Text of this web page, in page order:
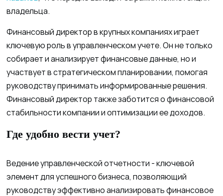
владельца.
Финансовый директор в крупных компаниях играет
ключевую роль в управленческом учете. Он не только
собирает и анализирует финансовые данные, но и
участвует в стратегическом планировании, помогая
руководству принимать информированные решения.
Финансовый директор также заботится о финансовой
стабильности компании и оптимизации ее доходов.
Где удобно вести учет?
Ведение управленческой отчетности - ключевой
элемент для успешного бизнеса, позволяющий
руководству эффективно анализировать финансовое